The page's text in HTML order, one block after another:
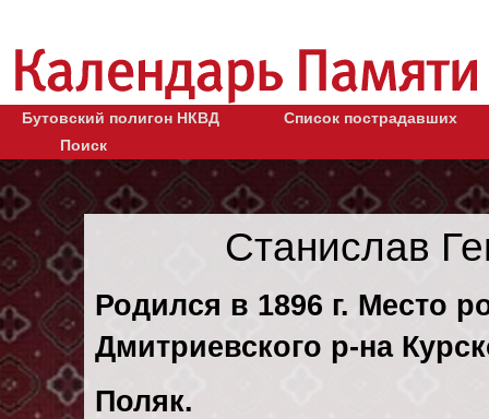
Бутовский полигон НКВД
Список пострадавших
Поиск
Станислав
Родился в 1896 г. Место
Дмитриевского р-на
Поляк.